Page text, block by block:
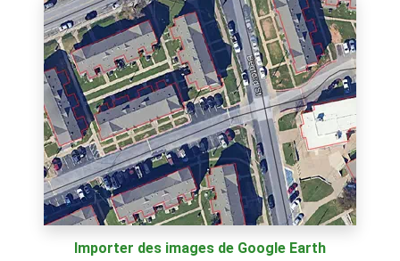
Importer des images de Google Earth